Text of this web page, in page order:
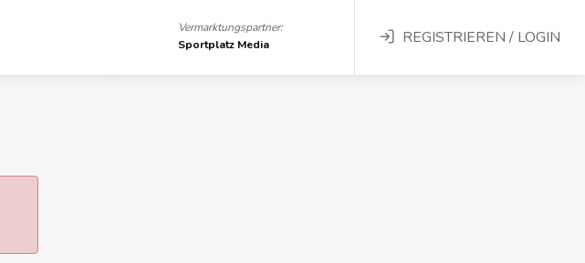
Vermarktungspartner:
Sportplatz Media
REGISTRIEREN / LOGIN